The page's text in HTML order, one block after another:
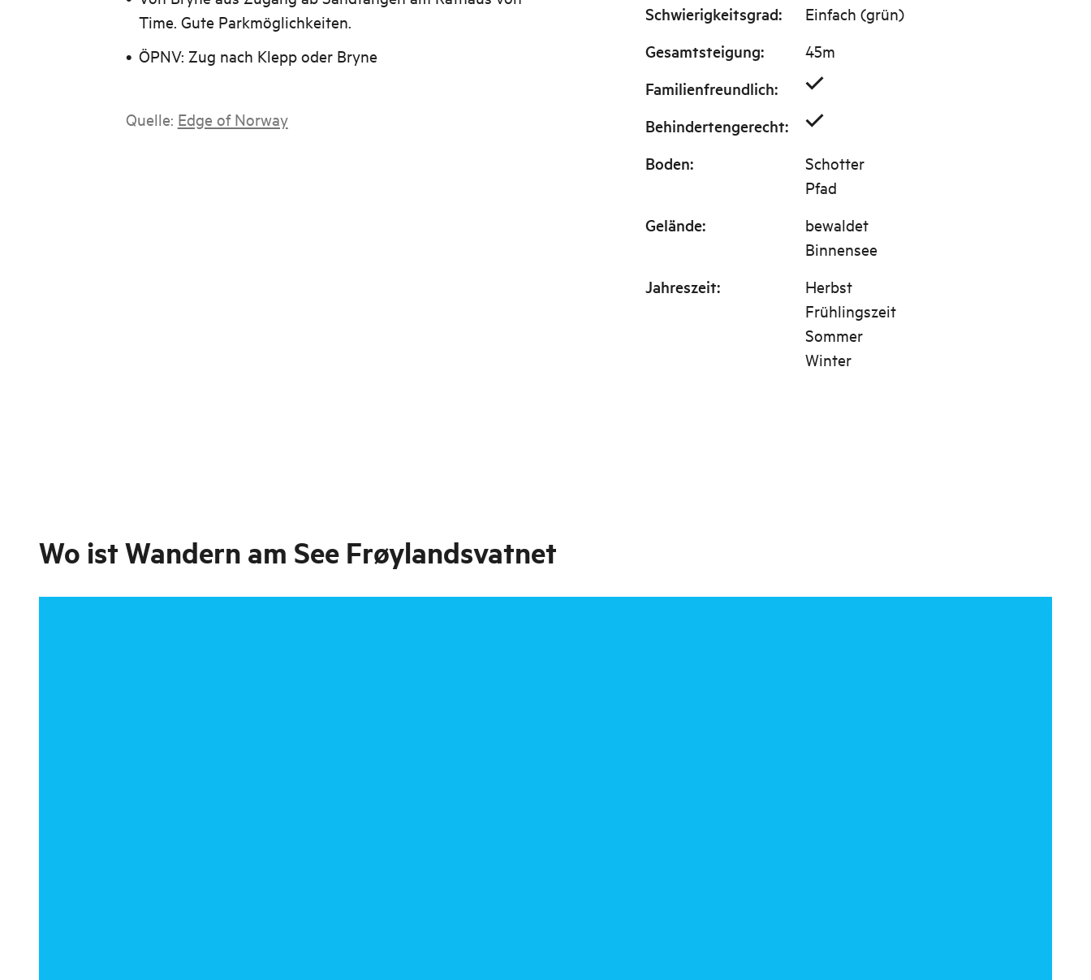
Time. Gute Parkmöglichkeiten.
ÖPNV: Zug nach Klepp oder Bryne
Quelle: Edge of Norway
Schwierigkeitsgrad: Einfach (grün)
Gesamtsteigung: 45m
Familienfreundlich:
Behindertengerecht:
Boden:
Schotter
Pfad
Gelände:
bewaldet
Binnensee
Jahreszeit:
Herbst
Frühlingszeit
Sommer
Winter
Wo istWandern am See Frøylandsvatnet